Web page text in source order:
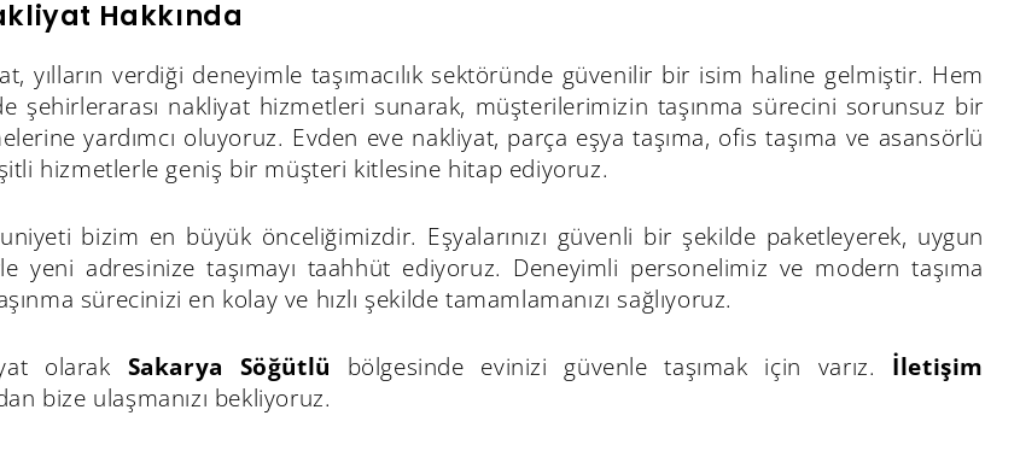
Hakkında
yılların verdiği deneyimle taşımacılık sektöründe güvenilir bir isim haline gelmiştir. Hem
şehirlerarası nakliyat hizmetleri sunarak, müşterilerimizin taşınma sürecini sorunsuz bir
yardımcı oluyoruz. Evden eve nakliyat, parça eşya taşıma, ofis taşıma ve asansörlü
hizmetlerle geniş bir müşteri kitlesine hitap ediyoruz.
bizim en büyük önceliğimizdir. Eşyalarınızı güvenli bir şekilde paketleyerek, uygun
yeni adresinize taşımayı taahhüt ediyoruz. Deneyimli personelimiz ve modern taşıma
sürecinizi en kolay ve hızlı şekilde tamamlamanızı sağlıyoruz.
olarak Sakarya Söğütlü bölgesinde evinizi güvenle taşımak için varız. İletişim
bize ulaşmanızı bekliyoruz.